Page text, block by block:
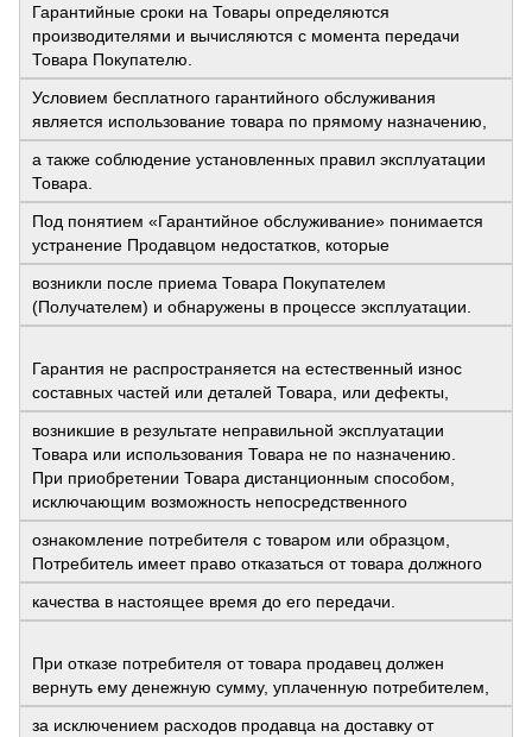
Гарантийные сроки на Товары определяются
производителями и вычисляются с момента передачи
Товара Покупателю.
Условием бесплатного гарантийного обслуживания
является использование товара по прямому назначению,
а также соблюдение установленных правил эксплуатации
Товара.
Под понятием «Гарантийное обслуживание» понимается
устранение Продавцом недостатков, которые
возникли после приема Товара Покупателем
(Получателем) и обнаружены в процессе эксплуатации.
Гарантия не распространяется на естественный износ
составных частей или деталей Товара, или дефекты,
возникшие в результате неправильной эксплуатации
Товара или использования Товара не по назначению.
При приобретении Товара дистанционным способом,
исключающим возможность непосредственного
ознакомление потребителя с товаром или образцом,
Потребитель имеет право отказаться от товара должного
качества в настоящее время до его передачи.
При отказе потребителя от товара продавец должен
вернуть ему денежную сумму, уплаченную потребителем,
за исключением расходов продавца на доставку от